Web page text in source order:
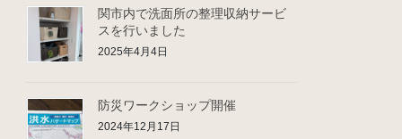
関市内で洗面所の整理収納サービ
スを行いました
2025年4月4日
防災ワークショップ開催
2024年12月17日